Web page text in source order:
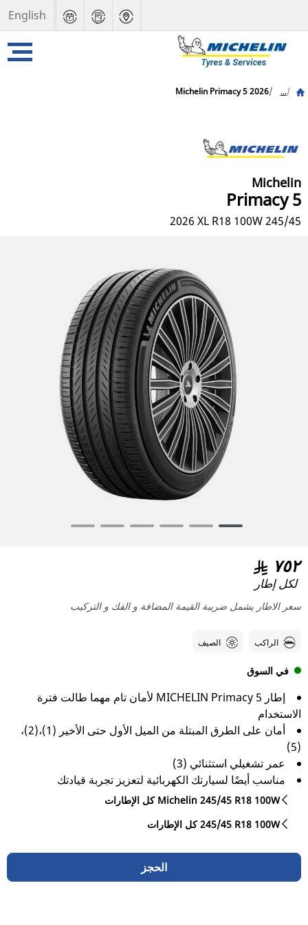
English
...
Michelin Primacy 5 2026
Michelin
Primacy 5
245/45 R18 100W
XL
2026
6
٧٥٢
لكل إطار
سعر الاطار يشمل ضريبة القيمة المضافة و الفك و التركيب
الراكب الصيف
في السوق
إطار MICHELIN Primacy 5 لأمان تام مهما طالت فترة
الاستخدام
أمان على الطرق المبتلة من الميل الأول حتى الأخير (1)،(2)،
(5)
عمر تشغيلي استثنائي (3)
مناسب أيضًا لسيارتك الكهربائية لتعزيز تجربة قيادتك
كل الإطارات Michelin 245/45 R18 100W
كل الإطارات‎ 245/45 R18 100W
الحجز